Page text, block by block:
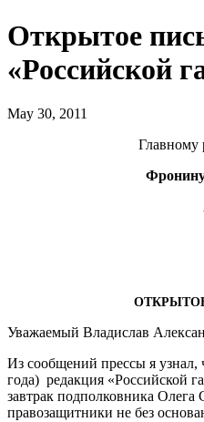
Открытое
«Российской
May 30, 2011
Главному
Уважаемый Владислав
Из сообщений прессы я узнал,
года) редакция «Российской
завтрак подполковника Олега
правозащитники не без